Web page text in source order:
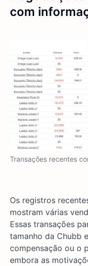
com
Transações recentes
Os registros
mostram várias
Essas transações
tamanho da Chubb
compensação ou o
embora as